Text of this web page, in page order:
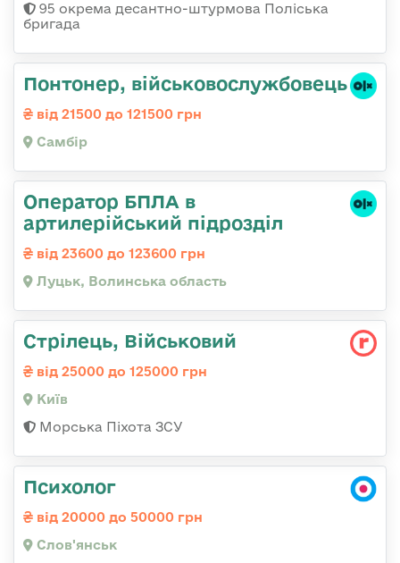
95 окрема десантно-штурмова Поліська
бригада
Понтонер, військовослужбовець
від 21500 до 121500 грн
Самбір
Оператор БПЛА в
артилерійський підрозділ
від 23600 до 123600 грн
Луцьк, Волинська область
Стрілець, Військовий
від 25000 до 125000 грн
Київ
Морська Піхота ЗСУ
Психолог
від 20000 до 50000 грн
Слов'янськ